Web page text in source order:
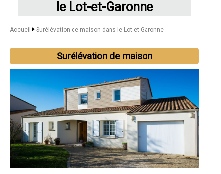
le Lot-et-Garonne
Accueil Surélévation de maison dans le Lot-et-Garonne
Surélévation de maison